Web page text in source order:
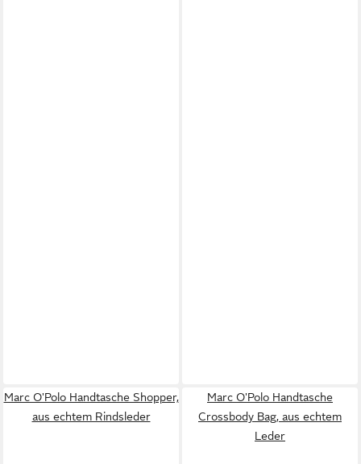
Marc O'Polo Handtasche Shopper,
aus echtem Rindsleder
Marc O'Polo Handtasche
Crossbody Bag, aus echtem
Leder